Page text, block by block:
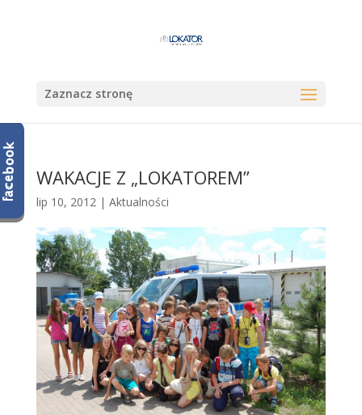
Zaznacz stronę
WAKACJE Z „LOKATOREM”
lip 10, 2012| Aktualności